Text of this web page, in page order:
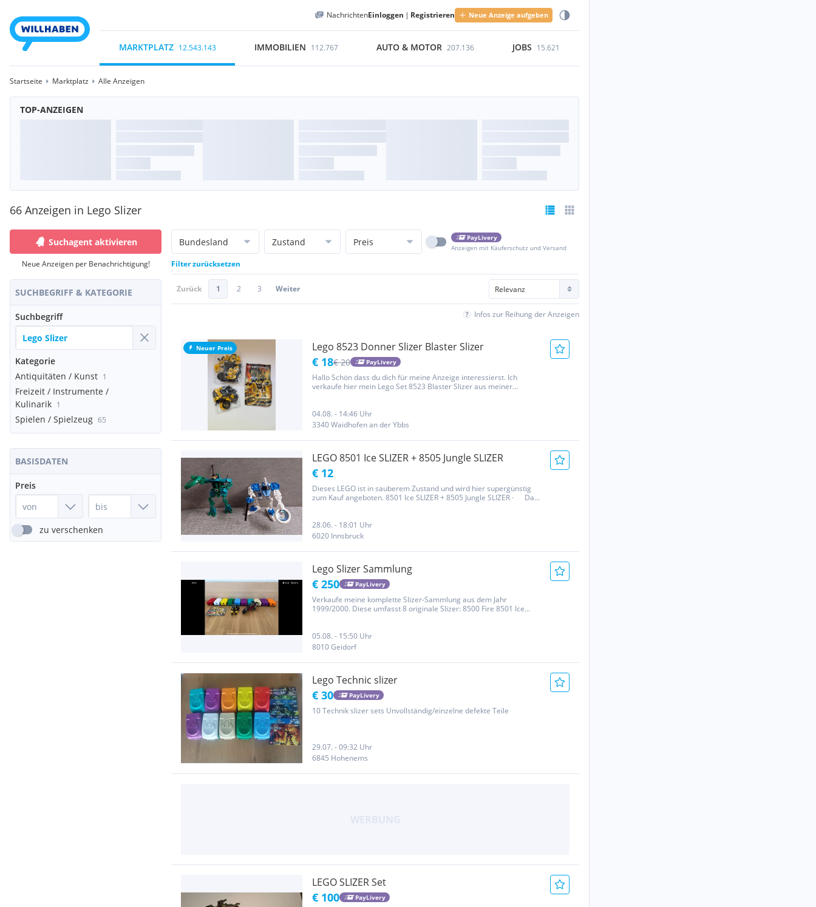
NachrichtenEinloggen | Registrieren Neue Anzeige aufgeben
MARKTPLATZ 12.543.143 IMMOBILIEN 112.767 AUTO & MOTOR 207.136 JOBS 15.621
Startseite Marktplatz Alle Anzeigen
TOP-ANZEIGEN
66 Anzeigen in Lego Slizer
Suchagent aktivieren
Neue Anzeigen per Benachrichtigung!
SUCHBEGRIFF & KATEGORIE
Suchbegriff
Kategorie
Antiquitäten / Kunst 1
Freizeit / Instrumente /
Kulinarik 1
Spielen / Spielzeug 65
BASISDATEN
Preis
zu verschenken
Bundesland Zustand Preis
PayLivery
Anzeigen mit Käuferschutz und Versand
Filter zurücksetzen
Zurück 1 2 3 Weiter
Infos zur Reihung der Anzeigen
Neuer Preis Lego 8523 Donner Slizer Blaster Slizer
€ 18€ 20 PayLivery
Hallo Schön dass du dich für meine Anzeige interessierst. Ich
verkaufe hier mein Lego Set 8523 Blaster Slizer aus meiner
mich...
04.08. - 14:46 Uhr
3340 Waidhofen an der Ybbs
LEGO 8501 Ice SLIZER + 8505 Jungle SLIZER
€ 12
Dieses LEGO ist in sauberem Zustand und wird hier supergünstig
zum Kauf angeboten. 8501 Ice SLIZER + 8505 Jungle SLIZER · Das
28.06. - 18:01 Uhr
6020 Innsbruck
Lego Slizer Sammlung
€ 250 PayLivery
Verkaufe meine komplette Slizer-Sammlung aus dem Jahr
1999/2000. Diese umfasst 8 originale Slizer: 8500 Fire 8501 Ice
05.08. - 15:50 Uhr
8010 Geidorf
Lego Technic slizer
€ 30 PayLivery
10 Technik slizer sets Unvollständig/einzelne defekte Teile
29.07. - 09:32 Uhr
6845 Hohenems
LEGO SLIZER Set
€ 100 PayLivery